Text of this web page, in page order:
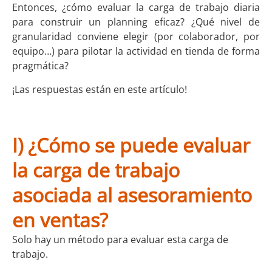
Entonces, ¿cómo evaluar la carga de trabajo diaria
para construir un planning eficaz? ¿Qué nivel de
granularidad conviene elegir (por colaborador, por
equipo…) para pilotar la actividad en tienda de forma
pragmática?
¡Las respuestas están en este artículo!
I) ¿Cómo se puede evaluar
la carga de trabajo
asociada al asesoramiento
en ventas?
Solo hay un método para evaluar esta carga de
trabajo.